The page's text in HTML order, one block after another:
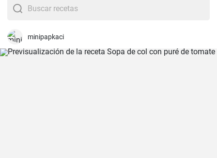
garbanzos con espinacas fácil
Calabacín
minipapkaci